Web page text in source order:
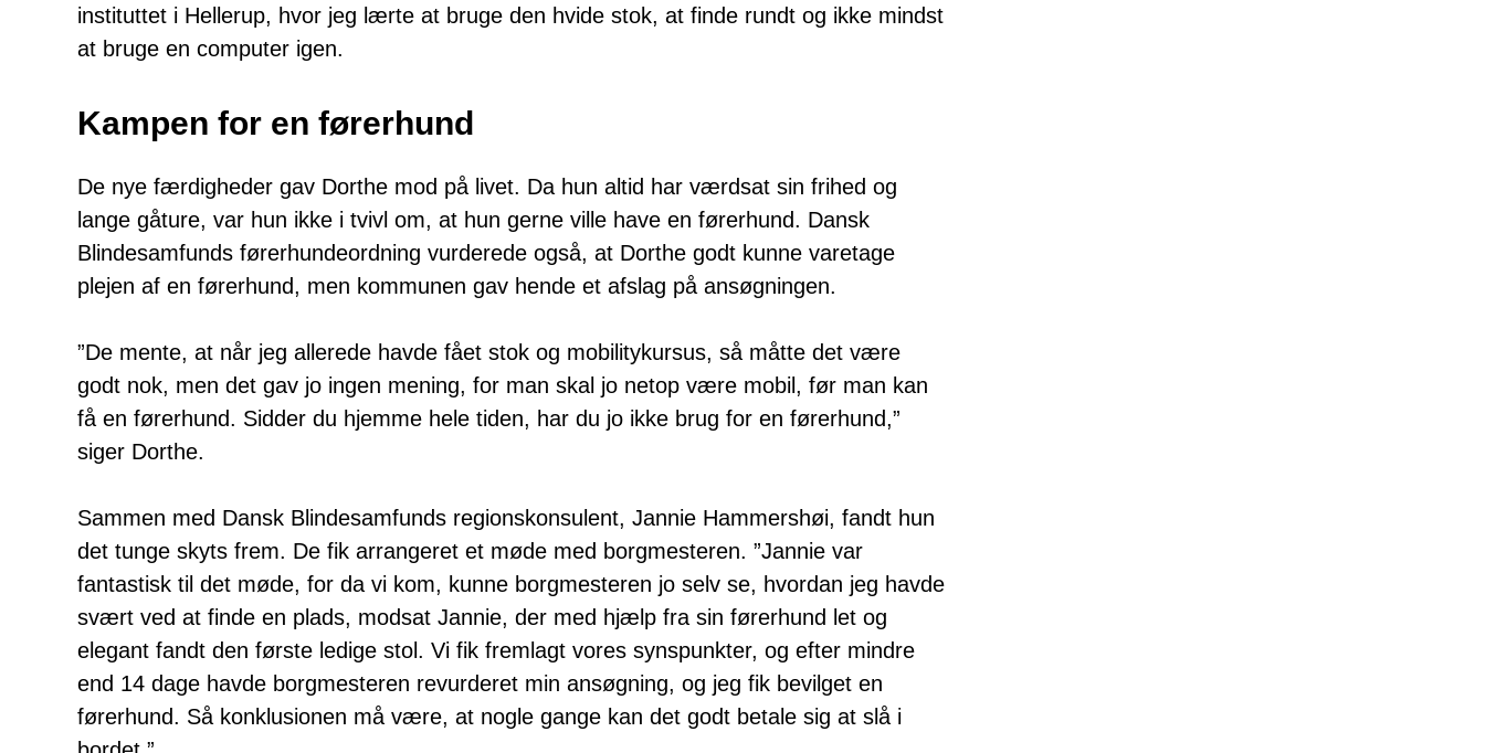
instituttet i Hellerup, hvor jeg lærte at bruge den hvide stok, at finde rundt og ikke mindst
at bruge en computer igen.
Kampen for en førerhund
De nye færdigheder gav Dorthe mod på livet. Da hun altid har værdsat sin frihed og
lange gåture, var hun ikke i tvivl om, at hun gerne ville have en førerhund. Dansk
Blindesamfunds førerhundeordning vurderede også, at Dorthe godt kunne varetage
plejen af en førerhund, men kommunen gav hende et afslag på ansøgningen.
”De mente, at når jeg allerede havde fået stok og mobilitykursus, så måtte det være
godt nok, men det gav jo ingen mening, for man skal jo netop være mobil, før man kan
få en førerhund. Sidder du hjemme hele tiden, har du jo ikke brug for en førerhund,”
siger Dorthe.
Sammen med Dansk Blindesamfunds regionskonsulent, Jannie Hammershøi, fandt hun
det tunge skyts frem. De fik arrangeret et møde med borgmesteren. ”Jannie var
fantastisk til det møde, for da vi kom, kunne borgmesteren jo selv se, hvordan jeg havde
svært ved at finde en plads, modsat Jannie, der med hjælp fra sin førerhund let og
elegant fandt den første ledige stol. Vi fik fremlagt vores synspunkter, og efter mindre
end 14 dage havde borgmesteren revurderet min ansøgning, og jeg fik bevilget en
førerhund. Så konklusionen må være, at nogle gange kan det godt betale sig at slå i